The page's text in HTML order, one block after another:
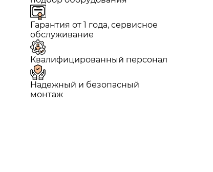
Гарантия от 1 года, сервисное
обслуживание
Квалифицированный персонал
Надежный и безопасный
монтаж